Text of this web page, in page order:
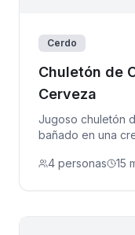
Cerdo
Chuletón de
Cerveza
Jugoso chuletón
bañado en una
4 personas
15